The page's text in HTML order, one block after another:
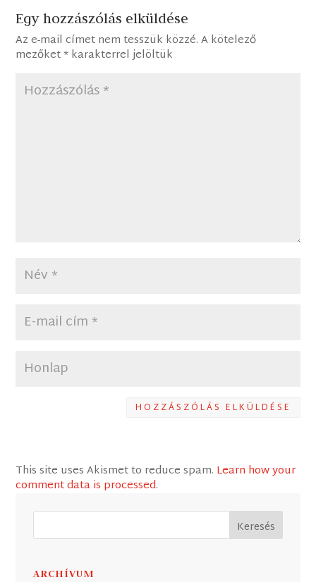
Egy hozzászólás elküldése
Az e-mail címet nem tesszük közzé. A kötelező
mezőket*karakterrel jelöltük
HOZZÁSZÓLÁS ELKÜLDÉSE
This site uses Akismet to reduce spam. Learn how your
comment data is processed.
ARCHÍVUM